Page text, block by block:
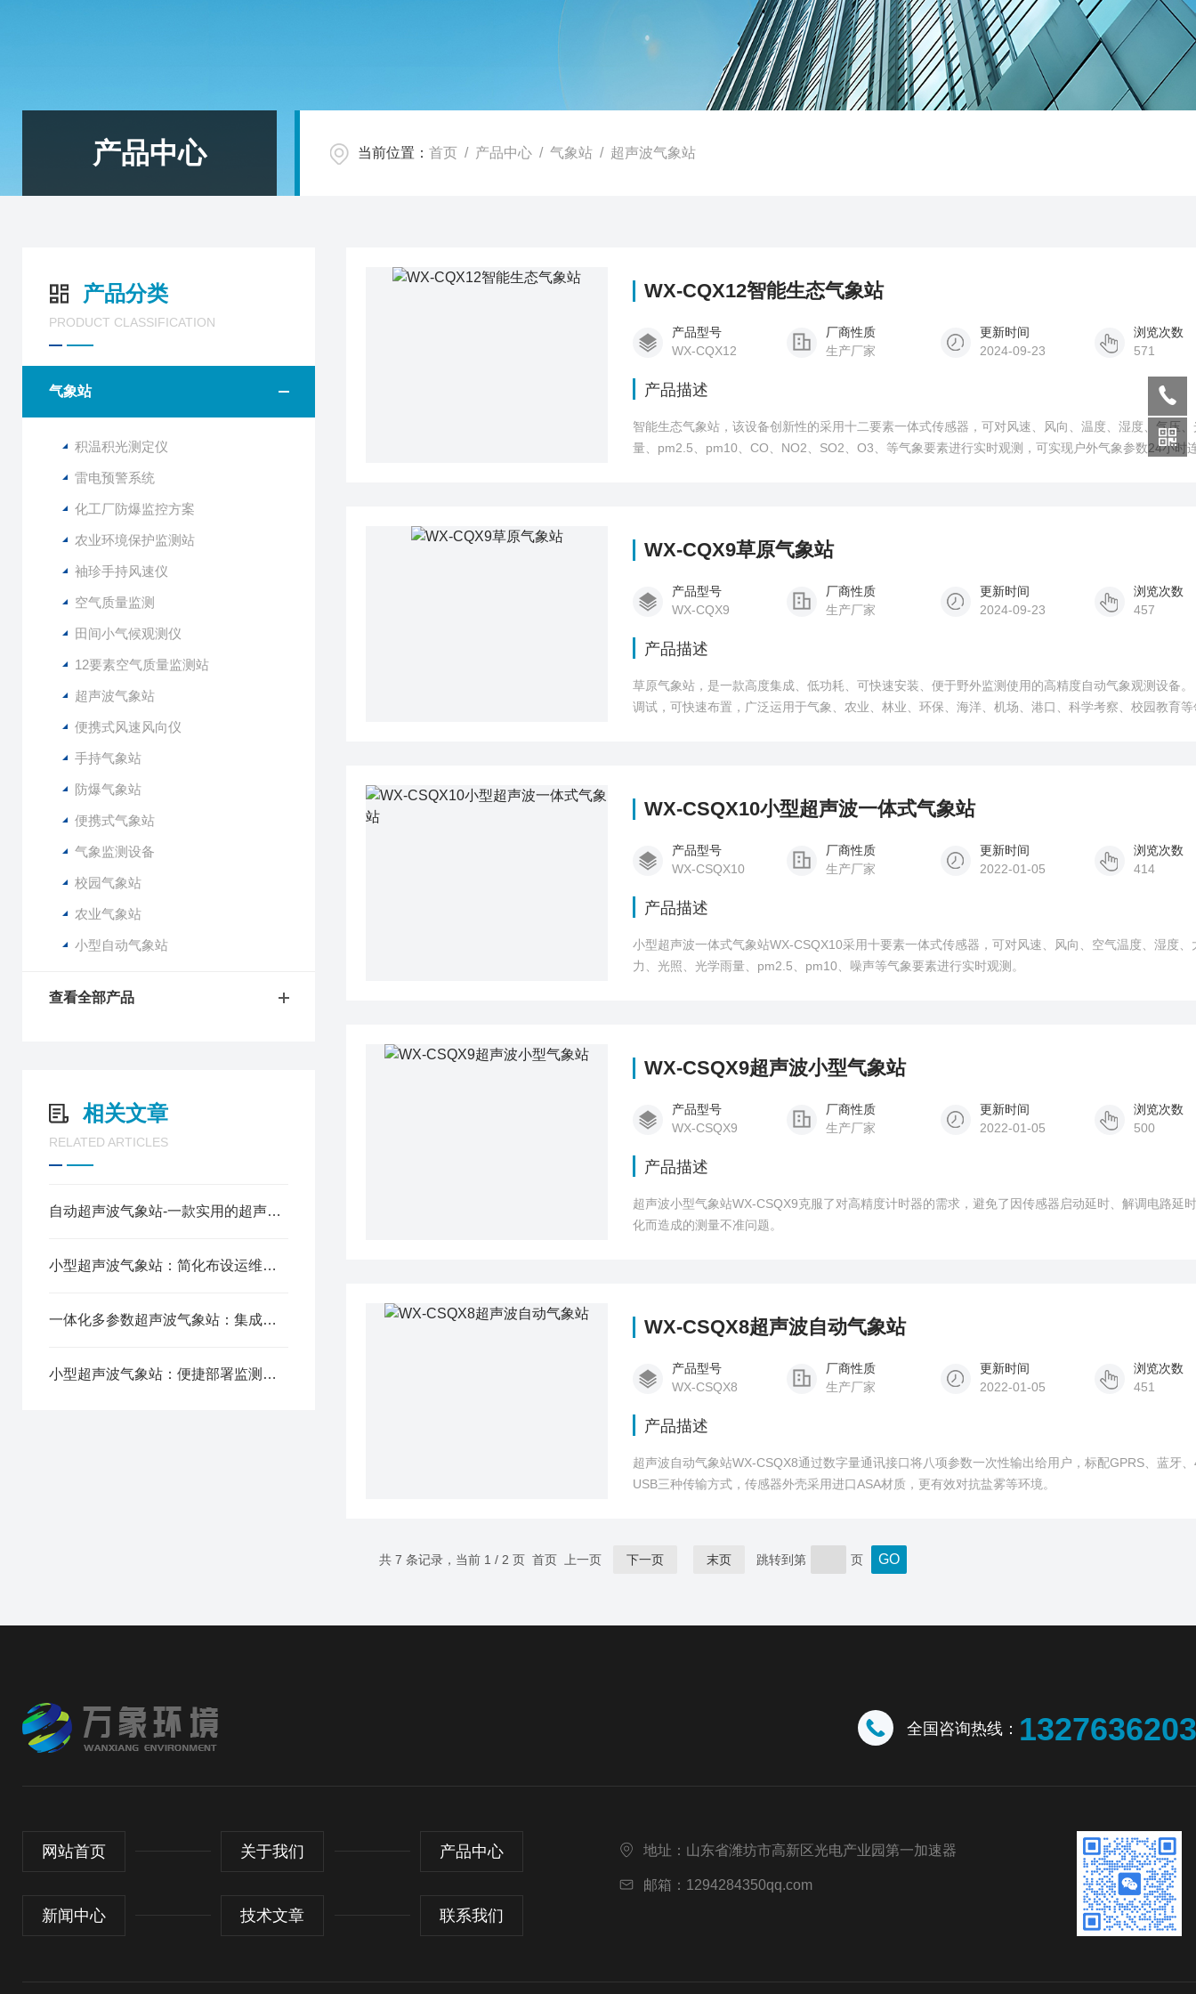
产品中心 当前位置： 首页 / 产品中心 / 气象站 / 超声波气象站
产品分类
PRODUCT CLASSIFICATION
气象站
积温积光测定仪
雷电预警系统
化工厂防爆监控方案
农业环境保护监测站
袖珍手持风速仪
空气质量监测
田间小气候观测仪
12要素空气质量监测站
超声波气象站
便携式风速风向仪
手持气象站
防爆气象站
便携式气象站
气象监测设备
校园气象站
农业气象站
小型自动气象站
查看全部产品
相关文章
RELATED ARTICLES
自动超声波气象站-一款实用的超声波气象站2024全+境+派+送
小型超声波气象站：简化布设运维难度，适配多场景气象观测
一体化多参数超声波气象站：集成五项监测要素，简化野外观测流程
小型超声波气象站：便捷部署监测，适配多场景气象观测
WX-CQX12智能生态气象站
产品型号
WX-CQX12
厂商性质
生产厂家
更新时间
2024-09-23
浏览次数
571
产品描述
智能生态气象站，该设备创新性的采用十二要素一体式传感器，可对风速、风向、温度、湿度、气压
量、pm2.5、pm10、CO、NO2、SO2、O3、等气象要素进行实时观测，可实现户外气象参数24小时
WX-CQX9草原气象站
产品型号
WX-CQX9
厂商性质
生产厂家
更新时间
2024-09-23
浏览次数
457
产品描述
草原气象站，是一款高度集成、低功耗、可快速安装、便于野外监测使用的高精度自动气象观测设备
调试，可快速布置，广泛运用于气象、农业、林业、环保、海洋、机场、港口、科学考察、校园教育
WX-CSQX10小型超声波一体式气象站
产品型号
WX-CSQX10
厂商性质
生产厂家
更新时间
2022-01-05
浏览次数
414
产品描述
小型超声波一体式气象站WX-CSQX10采用十要素一体式传感器，可对风速、风向、空气温度、湿度、
力、光照、光学雨量、pm2.5、pm10、噪声等气象要素进行实时观测。
WX-CSQX9超声波小型气象站
产品型号
WX-CSQX9
厂商性质
生产厂家
更新时间
2022-01-05
浏览次数
500
产品描述
超声波小型气象站WX-CSQX9克服了对高精度计时器的需求，避免了因传感器启动延时、解调电路延
化而造成的测量不准问题。
WX-CSQX8超声波自动气象站
产品型号
WX-CSQX8
厂商性质
生产厂家
更新时间
2022-01-05
浏览次数
451
产品描述
超声波自动气象站WX-CSQX8通过数字量通讯接口将八项参数一次性输出给用户，标配GPRS、蓝牙
USB三种传输方式，传感器外壳采用进口ASA材质，更有效对抗盐雾等环境。
共 7 条记录，当前 1 / 2 页 首页 上一页 下一页 末页 跳转到第 页
全国咨询热线：
网站首页 关于我们 产品中心
新闻中心 技术文章 联系我们
地址：山东省潍坊市高新区光电产业园第一加速器
邮箱：1294284350qq.com